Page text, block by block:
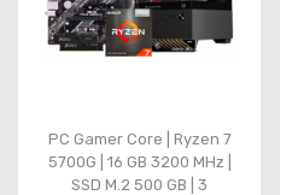
PC Gamer Core | Ryzen 7
5700G | 16 GB 3200 MHz |
SSD M.2 500 GB | 3